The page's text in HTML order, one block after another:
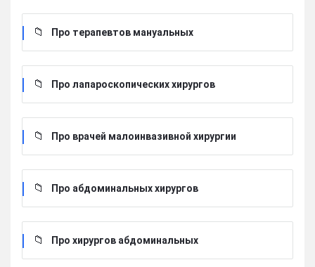
Про терапевтов мануальных
Про лапароскопических хирургов
Про врачей малоинвазивной хирургии
Про абдоминальных хирургов
Про хирургов абдоминальных